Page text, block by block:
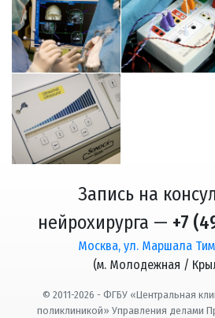
Запись на
нейрохирурга — +7
Москва, ул. Маршала
(м. Молодежная /
© 2011-2026 - ФГБУ «Центральная
поликлиникой» Управления делами